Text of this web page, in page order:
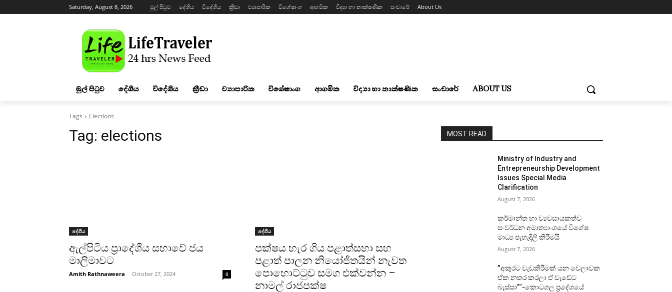
Saturday, August 8, 2026 මුල් පිටුව දේශීය විදේශීය ක්‍රීඩා ව්‍යාපාරික විශේෂාංග ආගමික විද්‍යා හා තාක්ෂණික සංචාරේ About Us
මුල් පිටුව දේශීය විදේශීය ක්‍රීඩා ව්‍යාපාරික විශේෂාංග ආගමික විද්‍යා හා තාක්ෂණික සංචාරේ ABOUT US
Tags Elections
Tag: elections
දේශීය
ඇල්පිටිය ප්‍රාදේශීය සභාවේ ජය
මාලිමාවට
Amith Rathnaweera - October 27, 2024 0
දේශීය
පක්ෂය හැර ගිය පළාත්සභා සහ
පළාත් පාලන නියෝජිතයින් නැවත
පොහොට්ටුව සමග එක්වන්න –
නාමල් රාජපක්ෂ
MOST READ
Ministry of Industry and
Entrepreneurship Development
Issues Special Media
Clarification
August 7, 2026
කර්මාන්ත හා ව්‍යවසායකත්ව
සංවර්ධන අමාත්‍යාංශයේ විශේෂ
මාධ්‍ය පැහැදිලි කිරීමයි
August 7, 2026
”අකුරට වැඩකිරීමක් යන වෙලාවක
ඒක නතර කරලා ඒ වැඩේට
බැස්සා”‘-කොටගල ප්‍රදේශයේ